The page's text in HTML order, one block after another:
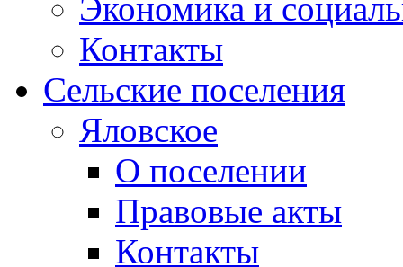
Экономика и
Контакты
Сельские поселения
Яловское
О поселении
Правовые акты
Контакты